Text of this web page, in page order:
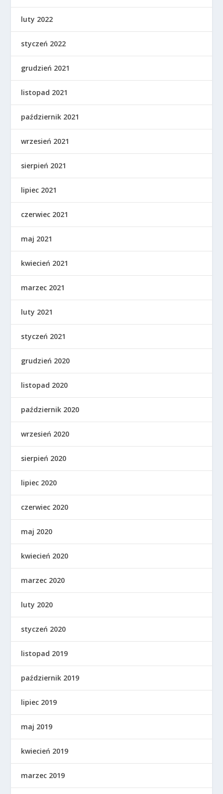
luty 2022
styczeń 2022
grudzień 2021
listopad 2021
październik 2021
wrzesień 2021
sierpień 2021
lipiec 2021
czerwiec 2021
maj 2021
kwiecień 2021
marzec 2021
luty 2021
styczeń 2021
grudzień 2020
listopad 2020
październik 2020
wrzesień 2020
sierpień 2020
lipiec 2020
czerwiec 2020
maj 2020
kwiecień 2020
marzec 2020
luty 2020
styczeń 2020
listopad 2019
październik 2019
lipiec 2019
maj 2019
kwiecień 2019
marzec 2019